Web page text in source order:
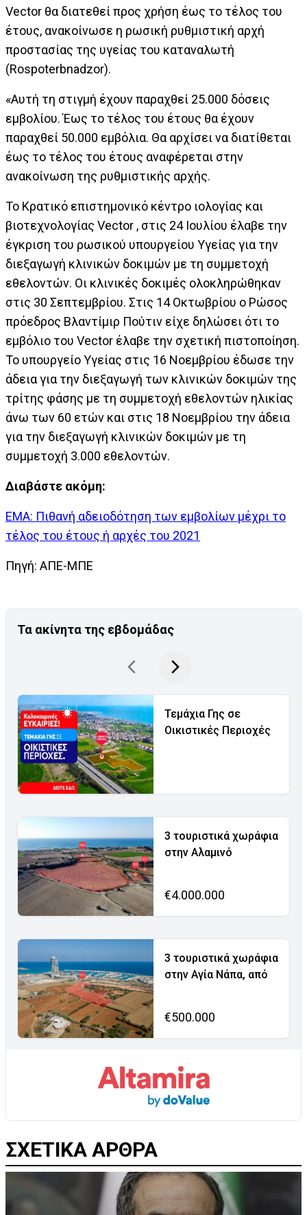
Vector θα διατεθεί προς χρήση έως το τέλος του
έτους, ανακοίνωσε η ρωσική ρυθμιστική αρχή
προστασίας της υγείας του καταναλωτή
(Rospoterbnadzor).
«Αυτή τη στιγμή έχουν παραχθεί 25.000 δόσεις
εμβολίου. Έως το τέλος του έτους θα έχουν
παραχθεί 50.000 εμβόλια. Θα αρχίσει να διατίθεται
έως το τέλος του έτους αναφέρεται στην
ανακοίνωση της ρυθμιστικής αρχής.
Το Κρατικό επιστημονικό κέντρο ιολογίας και
βιοτεχνολογίας Vector , στις 24 Ιουλίου έλαβε την
έγκριση του ρωσικού υπουργείου Υγείας για την
διεξαγωγή κλινικών δοκιμών με τη συμμετοχή
εθελοντών. Οι κλινικές δοκιμές ολοκληρώθηκαν
στις 30 Σεπτεμβρίου. Στις 14 Οκτωβρίου ο Ρώσος
πρόεδρος Βλαντίμιρ Πούτιν είχε δηλώσει ότι το
εμβόλιο του Vector έλαβε την σχετική πιστοποίηση.
Το υπουργείο Υγείας στις 16 Νοεμβρίου έδωσε την
άδεια για την διεξαγωγή των κλινικών δοκιμών της
τρίτης φάσης με τη συμμετοχή εθελοντών ηλικίας
άνω των 60 ετών και στις 18 Νοεμβρίου την άδεια
για την διεξαγωγή κλινικών δοκιμών με τη
συμμετοχή 3.000 εθελοντών.
Διαβάστε ακόμη:
EMA: Πιθανή αδειοδότηση των εμβολίων μέχρι το
τέλος του έτους ή αρχές του 2021
Πηγή: ΑΠΕ-ΜΠΕ
Τα ακίνητα της εβδομάδας
Τεμάχια Γης σε
Οικιστικές Περιοχές
3 τουριστικά χωράφια
στην Αλαμινό
€4.000.000
3 τουριστικά χωράφια
στην Αγία Νάπα, από
€500.000
ΣΧΕΤΙΚΑ ΑΡΘΡΑ